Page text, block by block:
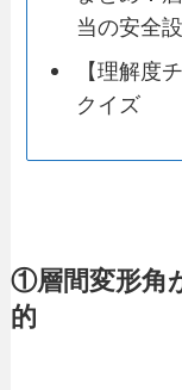
当の安全
【理解度
クイズ
①層間変形角
的